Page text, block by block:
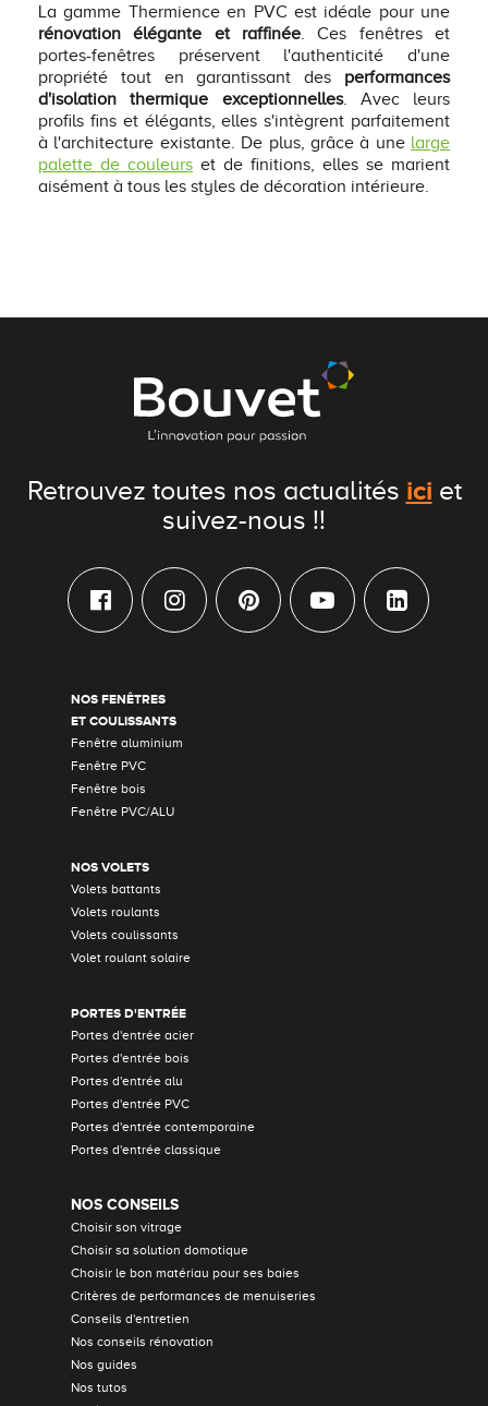
La gamme Thermience en PVC est idéale pour une
rénovation élégante et raffinée. Ces fenêtres et
portes-fenêtres préservent l'authenticité d'une
propriété tout en garantissant des performances
d'isolation thermique exceptionnelles. Avec leurs
profils fins et élégants, elles s'intègrent parfaitement
à l'architecture existante. De plus, grâce à une large
palette de couleurs et de finitions, elles se marient
aisément à tous les styles de décoration intérieure.
Retrouvez toutes nos actualités ici et
suivez-nous !!
NOS FENÊTRES
ET COULISSANTS
Fenêtre aluminium
Fenêtre PVC
Fenêtre bois
Fenêtre PVC/ALU
NOS VOLETS
Volets battants
Volets roulants
Volets coulissants
Volet roulant solaire
PORTES D'ENTRÉE
Portes d'entrée acier
Portes d'entrée bois
Portes d'entrée alu
Portes d'entrée PVC
Portes d'entrée contemporaine
Portes d'entrée classique
NOS CONSEILS
Choisir son vitrage
Choisir sa solution domotique
Choisir le bon matériau pour ses baies
Critères de performances de menuiseries
Conseils d'entretien
Nos conseils rénovation
Nos guides
Nos tutos